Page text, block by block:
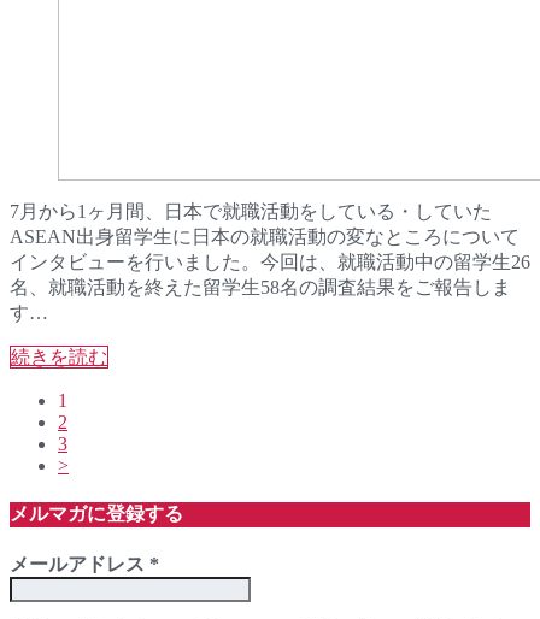
7月から1ヶ月間、日本で就職活動をしている・していた
ASEAN出身留学生に日本の就職活動の変なところについて
インタビューを行いました。今回は、就職活動中の留学生26
名、就職活動を終えた留学生58名の調査結果をご報告しま
す…
続きを読む
1
2
3
>
メルマガに登録する
メールアドレス *